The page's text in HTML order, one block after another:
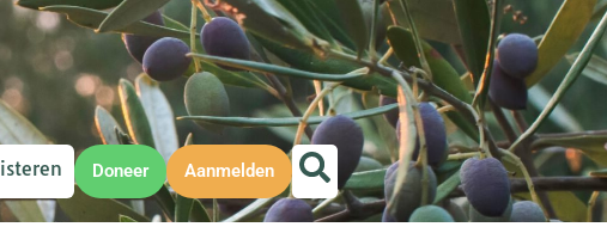
Doneer Aanmelden